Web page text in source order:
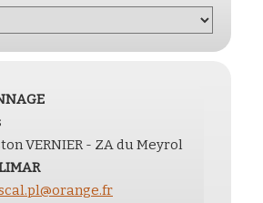
VERNIER - ZA du Meyrol